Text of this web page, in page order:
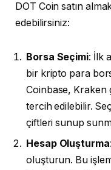
DOT Coin satın
edebilirsiniz:
Borsa Seçimi: İlk
bir kripto para
Coinbase, Kraken
tercih edilebilir.
çiftleri sunup
Hesap Oluşturma
oluşturun. Bu